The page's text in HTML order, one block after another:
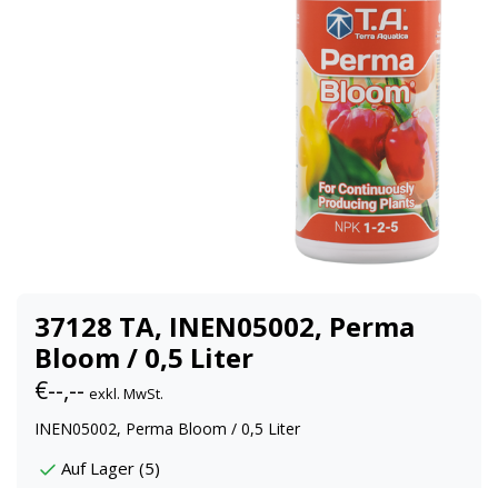
37128 TA, INEN05002, Perma
Bloom / 0,5 Liter
€--,-- exkl. MwSt.
INEN05002, Perma Bloom / 0,5 Liter
Auf Lager (5)